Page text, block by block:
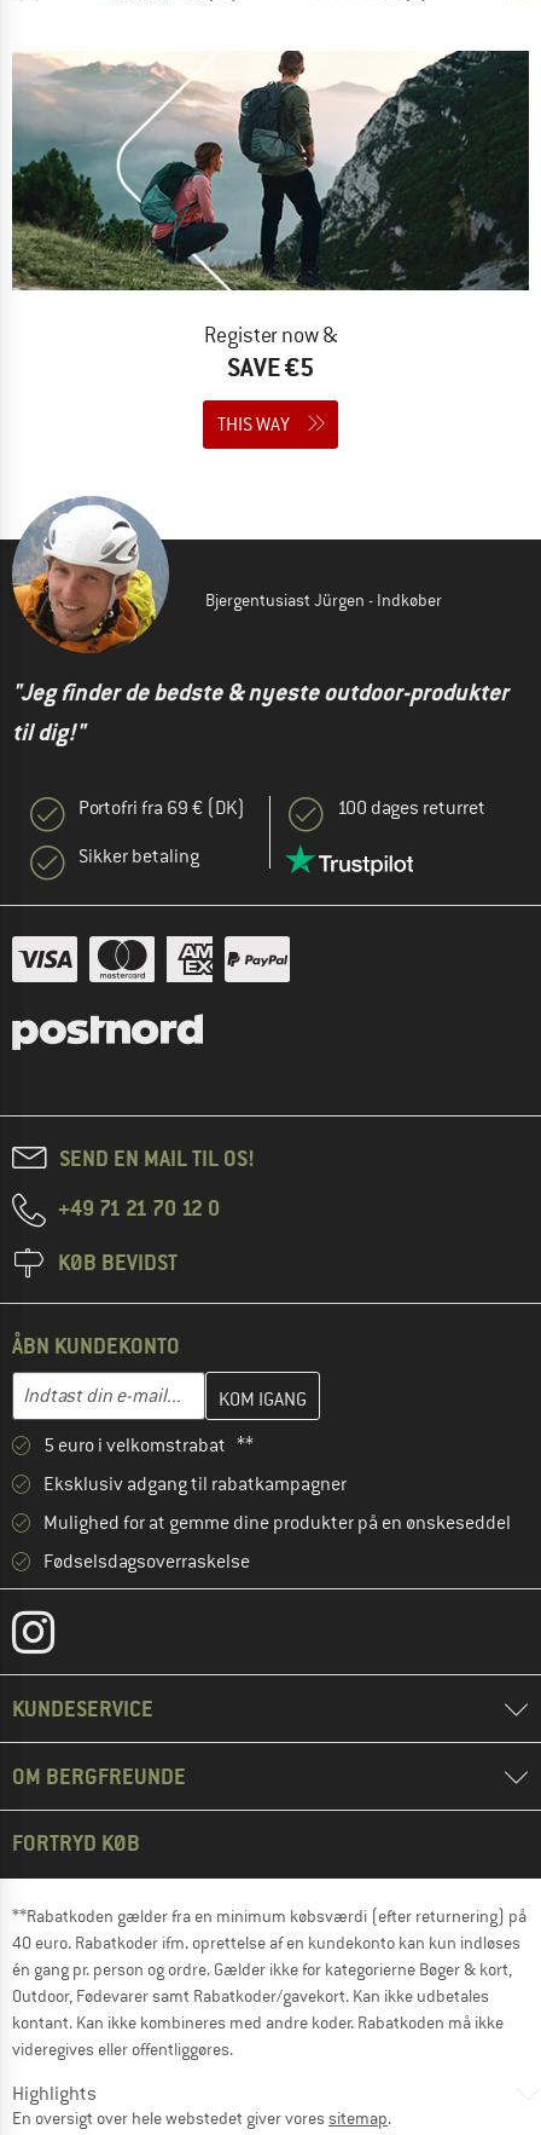
Register now &
SAVE €5
THIS WAY
Bjergentusiast Jürgen - Indkøber
"Jeg finder de bedste & nyeste outdoor-produkter
til dig!"
Portofri fra 69 € (DK)
Sikker betaling
100 dages returret
SEND EN MAIL TIL OS!
+49 71 21 70 12 0
KØB BEVIDST
ÅBN KUNDEKONTO
E-mail-adresse
Indtast din e-mailadresse her, og opret i næste trin din
5 euro i velkomstrabat **
Eksklusiv adgang til rabatkampagner
Mulighed for at gemme dine produkter på en ønskeseddel
Fødselsdagsoverraskelse
KUNDESERVICE
OM BERGFREUNDE
FORTRYD KØB
**Rabatkoden gælder fra en minimum købsværdi (efter returnering) på
40 euro. Rabatkoder ifm. oprettelse af en kundekonto kan kun indløses
én gang pr. person og ordre. Gælder ikke for kategorierne Bøger & kort,
Outdoor, Fødevarer samt Rabatkoder/gavekort. Kan ikke udbetales
kontant. Kan ikke kombineres med andre koder. Rabatkoden må ikke
videregives eller offentliggøres.
Highlights
En oversigt over hele webstedet giver voressitemap.